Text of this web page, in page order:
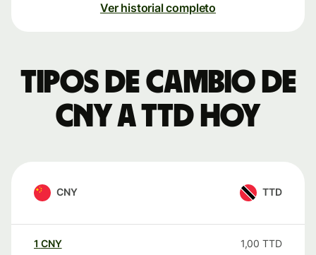
Ver historial completo
Tipos de cambio de
CNY a TTD hoy
CNY TTD
1 CNY 1,00 TTD